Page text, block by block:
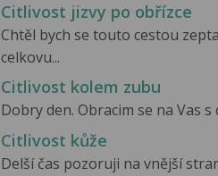
Citlivost jizvy po obřízce
Chtěl bych se touto cestou
celkovu...
Citlivost kolem zubu
Dobry den. Obracim se na Vas
Citlivost kůže
Delší čas pozoruji na vnější